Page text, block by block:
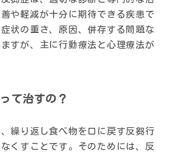
や軽減が十分に期待できる疾患 で
状の重さ、原因、併存する問題な
すが、主に 行動療法 と 心理療法が
て治すの？
繰り返し食べ物を口に戻す反芻行
くすこと です。そのためには、反